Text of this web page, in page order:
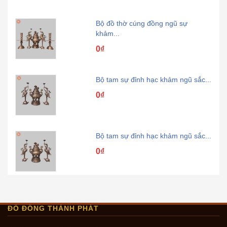
Ngai đồng thờ cúng
- Hiểu đơn giản ngai thờ là nơi an vị của các vị
thần thánh trong các ngôi đình, đền, miếu. Còn đối
với các gia đình, trong nhà thờ họ thì ngai vàng là
nơi ngự của các tổ tiên xa xưa cội nguồn của
dáng của một chiếc ghế, tượng trưng cho chiếc
khảm...
0₫
0₫
0₫
0₫
ĐỒ ĐỒNG THÀNH PHÁT